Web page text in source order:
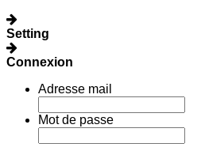
Setting
Connexion
Adresse mail
Mot de passe